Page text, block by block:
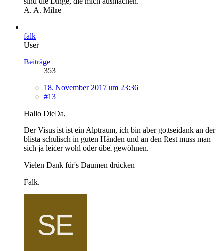
A. A. Milne
falk
User
Beiträge
353
18. November 2017 um 23:36
#13
Hallo DieDa,
Der Visus ist ist ein Alptraum, ich bin aber gottseidank an der
blista schulisch in guten Händen und an den Rest muss man
sich ja leider wohl oder übel gewöhnen.
Vielen Dank für's Daumen drücken
Falk.